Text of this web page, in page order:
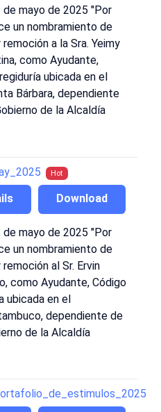
mayo de 2025 "Por
un nombramiento de
a la Sra. Yeimy
como Ayudante,
ubicada en el
Bárbara, dependiente
de la Alcaldía
Hot
Download
mayo de 2025 "Por
un nombramiento de
al Sr. Ervin
como Ayudante, Código
ubicada en el
dependiente de
de la Alcaldía